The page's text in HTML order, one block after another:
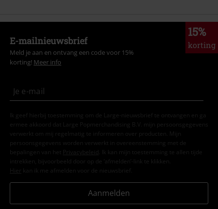
15%
korting
E-mailnieuwsbrief
Meld je aan en ontvang een code voor 15%
korting! Meer info
Ik geef hierbij toestemming om de Large-nieuwsbrief te ontvangen en ga
ermee akkoord dat Large Popmerchandising B.V. mijn persoonsgegevens
verwerkt om mij regelmatig te informeren over producten. Mijn
persoonsgegevens worden verwerkt in overeenstemming met de
bepalingen van het
Privacybeleid . Ik kan mijn toestemming te allen tijde
intrekken, bijvoorbeeld door op de ‘afmelden’-link te klikken.
Hier kan ik me afmelden voor de nieuwsbrief.
Aanmelden